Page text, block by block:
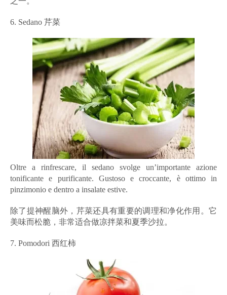
6. Sedano 芹菜
Oltre a rinfrescare, il sedano svolge un’importante azione
tonificante e purificante. Gustoso e croccante, è ottimo in
pinzimonio e dentro a insalate estive.
除了提神醒脑外，芹菜还具有重要的调理和净化作用。它
美味而松脆，非常适合做凉拌菜和夏季沙拉。
7. Pomodori 西红柿